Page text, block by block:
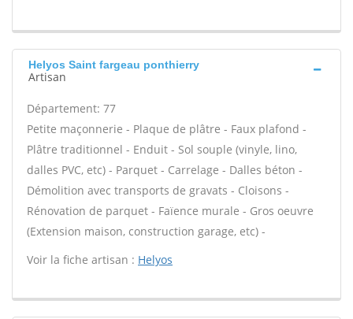
Helyos Saint fargeau ponthierry
Artisan
Département: 77
Petite maçonnerie - Plaque de plâtre - Faux plafond -
Plâtre traditionnel - Enduit - Sol souple (vinyle, lino,
dalles PVC, etc) - Parquet - Carrelage - Dalles béton -
Démolition avec transports de gravats - Cloisons -
Rénovation de parquet - Faïence murale - Gros oeuvre
(Extension maison, construction garage, etc) -
Voir la fiche artisan : Helyos